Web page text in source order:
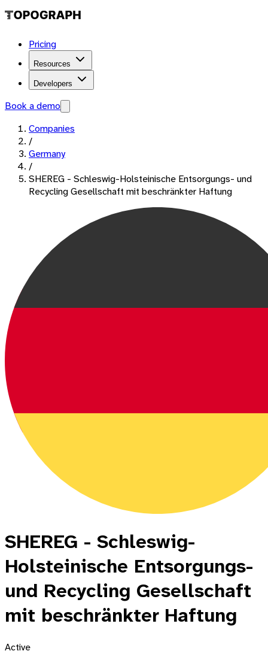
Pricing
Resources
Developers
Book a demo
Companies
/
Germany
/
SHEREG - Schleswig-Holsteinische Entsorgungs- und
Recycling Gesellschaft mit beschränkter Haftung
SHEREG - Schleswig-
Holsteinische Entsorgungs-
und Recycling Gesellschaft
mit beschränkter Haftung
Active